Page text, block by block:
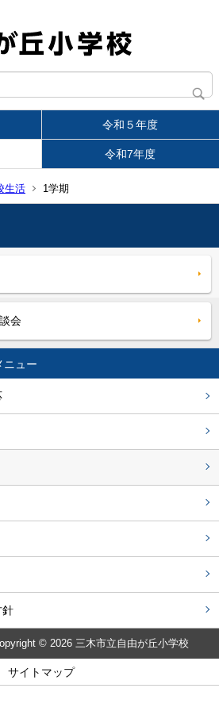
令和５年度
令和7年度
生活 1学期
針
会
© 2026 三木市立自由が丘小学校
サイトマップ